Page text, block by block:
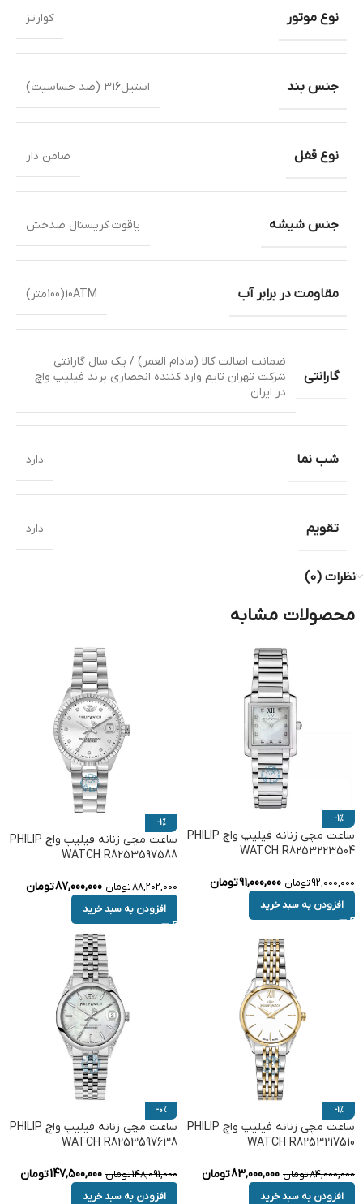
نوع موتور کوارتز
جنس بند استیل316 (ضد حساسیت)
نوع قفل ضامن دار
جنس شیشه یاقوت کریستال ضدخش
مقاومت در برابر آب 10ATM(100متر)
گارانتی
ضمانت اصالت کالا (مادام العمر) / یک سال گارانتی
شرکت تهران تایم وارد کننده انحصاری برند فیلیپ واچ
در ایران
شب نما دارد
تقویم دارد
نظرات (0)
محصولات مشابه
-1%
ساعت مچی زنانه فیلیپ واچ PHILIP
WATCH R8253223504
92,000,000تومان 91,000,000تومان
افزودن به سبد خرید
-1%
ساعت مچی زنانه فیلیپ واچ PHILIP
WATCH R8253597588
88,202,000تومان 87,000,000تومان
افزودن به سبد خرید
-1%
ساعت مچی زنانه فیلیپ واچ PHILIP
WATCH R8253217510
84,000,000تومان 83,000,000تومان
افزودن به سبد خرید
-0%
ساعت مچی زنانه فیلیپ واچ PHILIP
WATCH R8253597638
148,091,000تومان 147,500,000تومان
افزودن به سبد خرید